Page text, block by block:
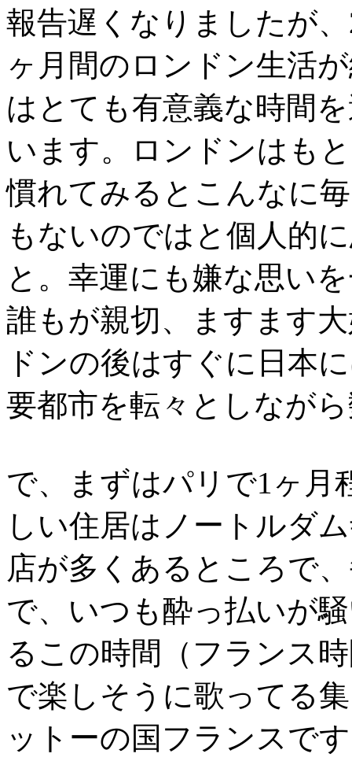
報告遅くなりましたが
ヶ月間のロンドン生活
はとても有意義な時間
います。ロンドンはも
慣れてみるとこんなに
もないのではと個人的
と。幸運にも嫌な思い
誰もが親切、ますます
ドンの後はすぐに日本
要都市を転々としなが
で、まずはパリで1ヶ月
しい住居はノートルダ
店が多くあるところで
で、いつも酔っ払いが
るこの時間（フランス
で楽しそうに歌ってる
ットーの国フランスで